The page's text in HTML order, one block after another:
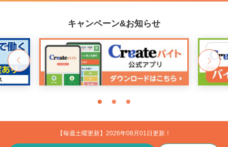
キャンペーン&お知らせ
【毎週土曜更新】2026年08月01日更新！